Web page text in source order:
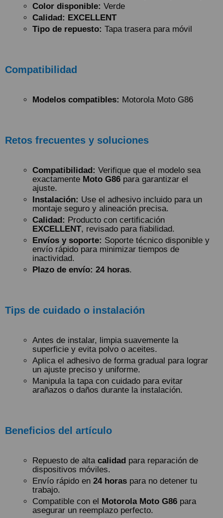
Color disponible: Verde
Calidad: EXCELLENT
Tipo de repuesto: Tapa trasera para móvil
Compatibilidad
Modelos compatibles: Motorola Moto G86
Retos frecuentes y soluciones
Compatibilidad: Verifique que el modelo sea
exactamente Moto G86 para garantizar el
ajuste.
Instalación: Use el adhesivo incluido para un
montaje seguro y alineación precisa.
Calidad: Producto con certificación
EXCELLENT, revisado para fiabilidad.
Envíos y soporte: Soporte técnico disponible y
envío rápido para minimizar tiempos de
inactividad.
Plazo de envío: 24 horas.
Tips de cuidado o instalación
Antes de instalar, limpia suavemente la
superficie y evita polvo o aceites.
Aplica el adhesivo de forma gradual para lograr
un ajuste preciso y uniforme.
Manipula la tapa con cuidado para evitar
arañazos o daños durante la instalación.
Beneficios del artículo
Repuesto de alta calidad para reparación de
dispositivos móviles.
Envío rápido en 24 horas para no detener tu
trabajo.
Compatible con el Motorola Moto G86 para
asegurar un reemplazo perfecto.